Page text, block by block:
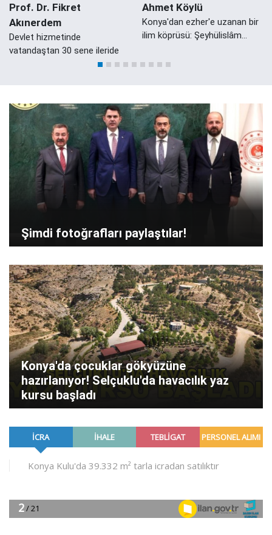
Prof. Dr. Fikret
Akınerdem
Devlet hizmetinde
vatandaştan 30 sene ileride
Ahmet Köylü
Konya'dan ezher'e uzanan bir
ilim köprüsü: Şeyhülislâm
Konyalı Damadı Ali Zeki Efendi
Şimdi fotoğrafları paylaştılar!
Konya'da çocuklar gökyüzüne
hazırlanıyor! Selçuklu'da havacılık yaz
kursu başladı